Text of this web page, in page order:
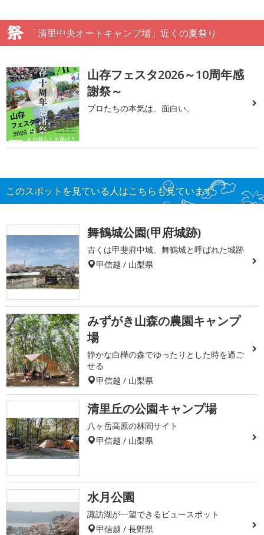
「清里中央オートキャンプ場」近くの夏祭り
山存フェスタ2026～10周年感
謝祭～
プロたちの本気は、面白い。
このスポットを見ている人はこちらも見ています
舞鶴城公園(甲府城跡)
古くは甲斐府中城、舞鶴城と呼ばれた城跡
甲信越 / 山梨県
みずがき山森の農園キャンプ
場
静かな白樺の森でゆったりとした時を過ご
せる
甲信越 / 山梨県
清里丘の公園キャンプ場
八ヶ岳高原の林間サイト
甲信越 / 山梨県
水月公園
諏訪湖が一望できるビュースポット
甲信越 / 長野県